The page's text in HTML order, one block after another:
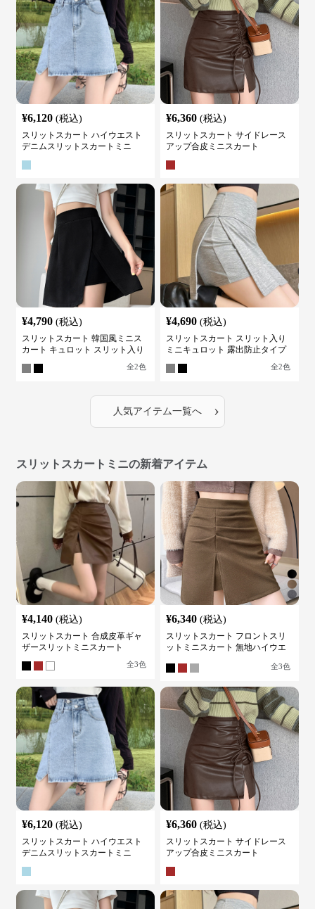
¥6,120 (税込)
スリットスカート ハイウエスト
デニムスリットスカートミニ
¥6,360 (税込)
スリットスカート サイドレース
アップ合皮ミニスカート
¥4,790 (税込)
スリットスカート 韓国風ミニス
カート キュロット スリット入り
全2色
¥4,690 (税込)
スリットスカート スリット入り
ミニキュロット 露出防止タイプ
全2色
人気アイテム一覧へ ›
スリットスカートミニの新着アイテム
¥4,140 (税込)
スリットスカート 合成皮革ギャ
ザースリットミニスカート
全3色
¥6,340 (税込)
スリットスカート フロントスリ
ットミニスカート 無地ハイウエ
全3色
¥6,120 (税込)
スリットスカート ハイウエスト
デニムスリットスカートミニ
¥6,360 (税込)
スリットスカート サイドレース
アップ合皮ミニスカート